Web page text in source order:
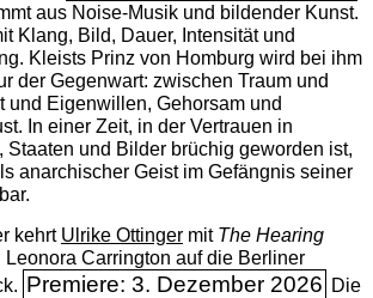
aus Noise-Musik und bildender Kunst.
Klang, Bild, Dauer, Intensität und
Kleists Prinz von Homburg wird bei ihm
der Gegenwart: zwischen Traum und
und Eigenwillen, Gehorsam und
In einer Zeit, in der Vertrauen in
Staaten und Bilder brüchig geworden ist,
anarchischer Geist im Gefängnis seiner
kehrt Ulrike Ottingermit The ­Hearing
Carrington auf die Berliner
Premiere: 3. Dezember 2026 Die